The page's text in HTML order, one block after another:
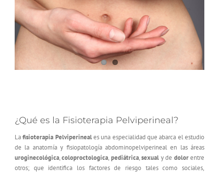
¿Qué es la Fisioterapia Pelviperineal?
Lafisioterapia Pelviperineales una especialidad que abarca el estudio
de la anatomía y fisiopatología abdominopelviperineal en las áreas
uroginecológica,coloproctologíca, pediátrica,sexual y de dolorentre
otros; que identifica los factores de riesgo tales como sociales,